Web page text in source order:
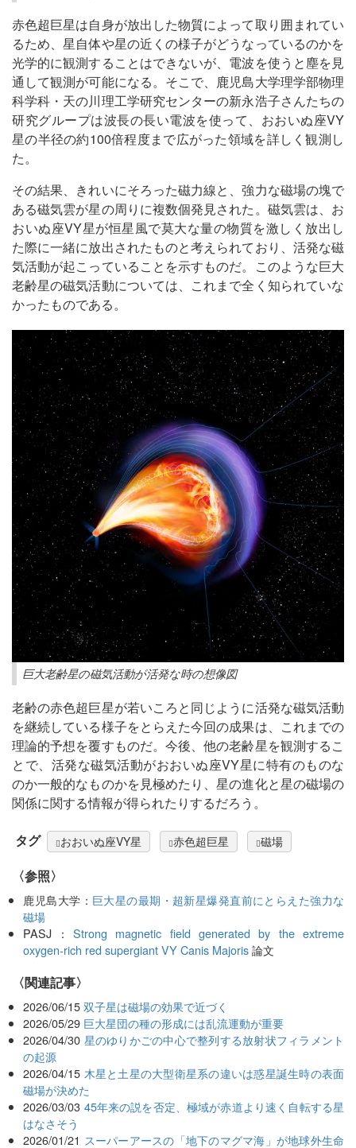
赤色超巨星は自身が放出した物質によって取り囲まれてい
るため、星自体や星の近くの様子がどうなっているのかを
光学的に観測することはできないが、電波を使うと塵を見
通して観測が可能になる。そこで、鹿児島大学理学部物理
科学科・天の川理工学研究センターの新永浩子さんたちの
研究グループは波長の長い電波を使って、おおいぬ座VY
星の半径の約100倍程度まで広がった領域を詳しく観測し
た。
その結果、きれいにそろった磁力線と、強力な磁場の塊で
ある磁気雲が星の周りに複数個発見された。磁気雲は、お
おいぬ座VY星が恒星風で莫大な量の物質を激しく放出し
た際に一緒に放出されたものと考えられており、活発な磁
気活動が起こっていることを示すものだ。このような巨大
老齢星の磁気活動については、これまで全く知られていな
かったものである。
巨大老齢星の磁気活動が活発な時の想像図
老齢の赤色超巨星が若いころと同じように活発な磁気活動
を継続している様子をとらえた今回の成果は、これまでの
理論的予想を覆すものだ。今後、他の老齢星を観測するこ
とで、活発な磁気活動がおおいぬ座VY星に特有のものな
のか一般的なものかを見極めたり、星の進化と星の磁場の
関係に関する情報が得られたりするだろう。
タグ おおいぬ座VY星 赤色超巨星 磁場
〈参照〉
鹿児島大学： 巨大星の最期・超新星爆発直前にとらえた強力な
磁場
PASJ：Strong magnetic field generated by the extreme
oxygen-rich red supergiant VY Canis Majoris論文
関連記事
2026/06/15 双子星は磁場の効果で近づく
2026/05/29 巨大星団の種の形成には乱流運動が重要
2026/04/30 星のゆりかごの中心で整列する放射状フィラメント
の起源
2026/04/15 木星と土星の大型衛星系の違いは惑星誕生時の表面
磁場が決めた
2026/03/03 45年来の説を否定、極域が赤道より速く自転する星
はなさそう
2026/01/21 スーパーアースの「地下のマグマ海」が地球外生命